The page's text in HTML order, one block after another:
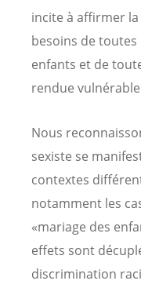
incite à affirmer
besoins de toutes
enfants et de
rendue
Nous
sexiste se
contextes
notamment les
«mariage des
effets sont
discrimination